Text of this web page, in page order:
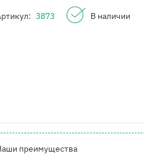
3873 В наличии
преимущества